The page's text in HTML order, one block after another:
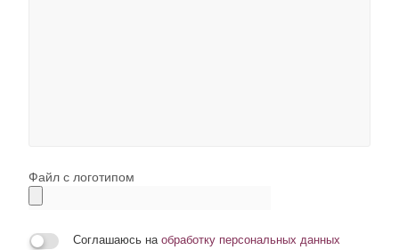
Файл с логотипом
Соглашаюсь на обработку персональных данных